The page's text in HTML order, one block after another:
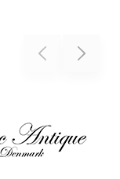
Previous Next